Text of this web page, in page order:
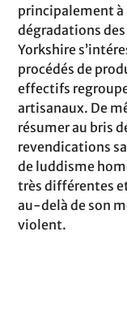
principalement à
dégradations
Yorkshire
procédés de
effectifs
artisanaux. De
résumer au bris
revendications
de luddisme
très différentes
au-delà de son
violent.